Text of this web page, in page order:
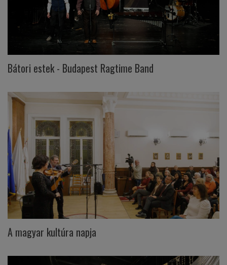
Bátori estek - Budapest Ragtime Band
A magyar kultúra napja